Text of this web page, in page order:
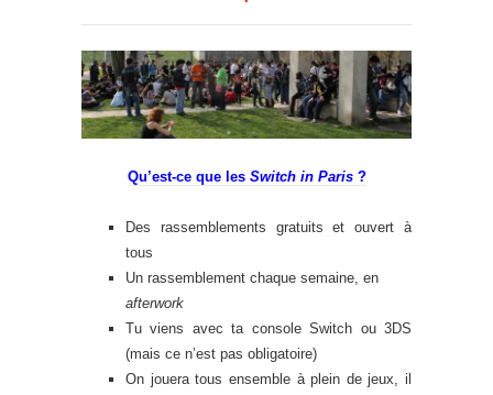
Qu’est-ce que les Switch in Paris?
Des rassemblements gratuits et ouvert à
tous
Un rassemblement chaque semaine, en
afterwork
Tu viens avec ta console Switch ou 3DS
(mais ce n’est pas obligatoire)
On jouera tous ensemble à plein de jeux, il